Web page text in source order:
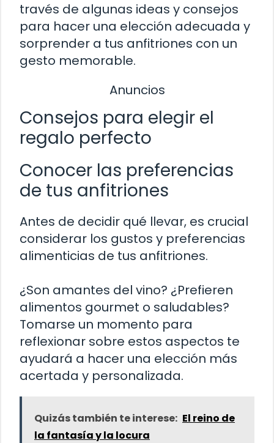
través de algunas ideas y consejos
para hacer una elección adecuada y
sorprender a tus anfitriones con un
gesto memorable.
Anuncios
Consejos para elegir el
regalo perfecto
Conocer las preferencias
de tus anfitriones
Antes de decidir qué llevar, es crucial
considerar los gustos y preferencias
alimenticias de tus anfitriones.
¿Son amantes del vino? ¿Prefieren
alimentos gourmet o saludables?
Tomarse un momento para
reflexionar sobre estos aspectos te
ayudará a hacer una elección más
acertada y personalizada.
Quizás también te interese: El reino de
la fantasía y la locura